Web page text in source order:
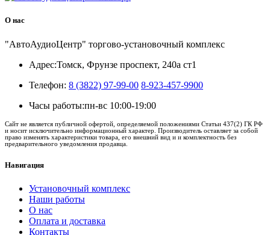
О нас
"АвтоАудиоЦентр" торгово-установочный комплекс
Адрес:Томск, Фрунзе проспект, 240а ст1
Телефон: 8 (3822) 97-99-00 8-923-457-9900
Часы работы:пн-вс 10:00-19:00
Сайт не является публичной офертой, определяемой положениями Статьи 437(2) ГК РФ
и носит исключительно информационный характер. Производитель оставляет за собой
право изменять характеристики товара, его внешний вид и и комплектность без
предварительного уведомления продавца.
Навигация
Установочный комплекс
Наши работы
О нас
Оплата и доставка
Контакты